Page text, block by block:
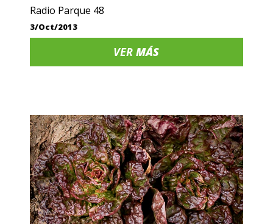
Radio Parque 48
3/Oct/2013
VERMÁS